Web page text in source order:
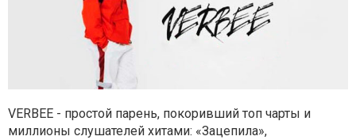
VERBEE - простой парень, покоривший топ чарты и
миллионы слушателей хитами: «Зацепила»,